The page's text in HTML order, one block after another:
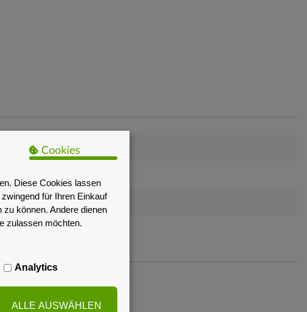
Diese Cookies lassen
für Ihren Einkauf
können. Andere dienen
zulassen möchten.
Analytics
ALLE AUSWÄHLEN